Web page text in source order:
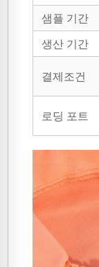
샘플 기간
생산 기
결제조건
로딩 포트